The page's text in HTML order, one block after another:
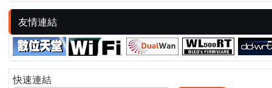
友情連結
快速連結